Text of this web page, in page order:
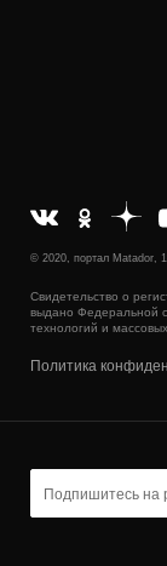
© 2020, портал Matador,
Свидетельство о
выдано Федеральной
технологий и
Политика